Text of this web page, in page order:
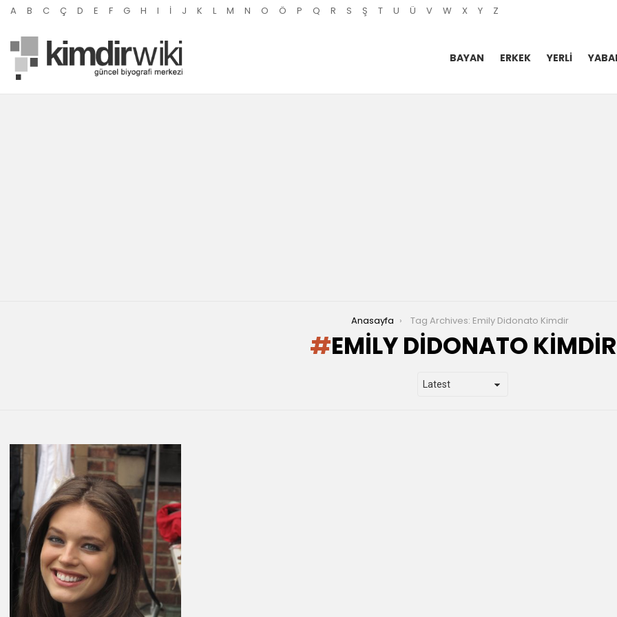
A B C Ç D E F G H I İ J K L M N O Ö P Q R S Ş T U Ü V W X Y Z
BAYAN ERKEK YERLI
Anasayfa Tag Archives: Emily Didonato Kimdir
EMILY DIDONATO KIMDIR
STORIES